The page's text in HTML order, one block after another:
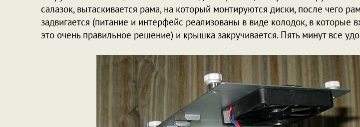
салазок, вытаскивается рама, на который монтируются диски, после чего
задвигается (питание и интерфейс реализованы в виде колодок, в которые
это очень правильное решение) и крышка закручивается. Пять минут все